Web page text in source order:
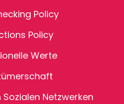
Policy
Policy
Werte
Netzwerken